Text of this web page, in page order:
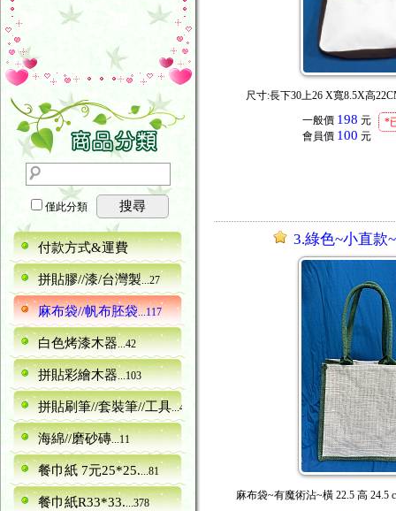
僅此分類 搜尋
付款方式&運費
拼貼膠//漆/台灣製...27
麻布袋//帆布胚袋...117
白色烤漆木器...42
拼貼彩繪木器...103
拼貼刷筆//套裝筆//工具...40
海綿//磨砂磚...11
餐巾紙 7元25*25....81
餐巾紙R33*33....378
尺寸:長下30上26 X寬8.5X高
一般價 198 元
會員價 100 元
*
3.綠色~小直款
麻布袋~有魔術沾~橫 22.5 高 24.5